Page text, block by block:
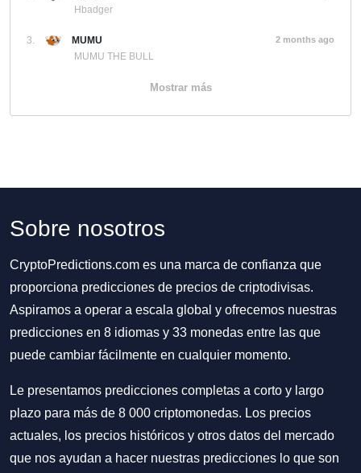
Hbadger
3.
MUMU
MUMU THE BULL
2 months ago
Mostrar más
Sobre nosotros
CryptoPredictions.com es una marca de confianza que
proporciona predicciones de precios de criptodivisas.
Aspiramos a operar a escala global y ofrecemos nuestras
predicciones en 8 idiomas y 33 monedas entre las que
puede cambiar fácilmente en cualquier momento.
Le presentamos predicciones completas a corto y largo
plazo para más de 8 000 criptomonedas. Los precios
actuales, los precios históricos y otros datos del mercado
que nos ayudan a hacer nuestras predicciones lo que son